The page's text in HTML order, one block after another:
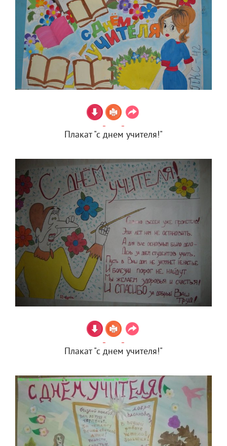
Плакат "с днем учителя!"
Плакат "с днем учителя!"